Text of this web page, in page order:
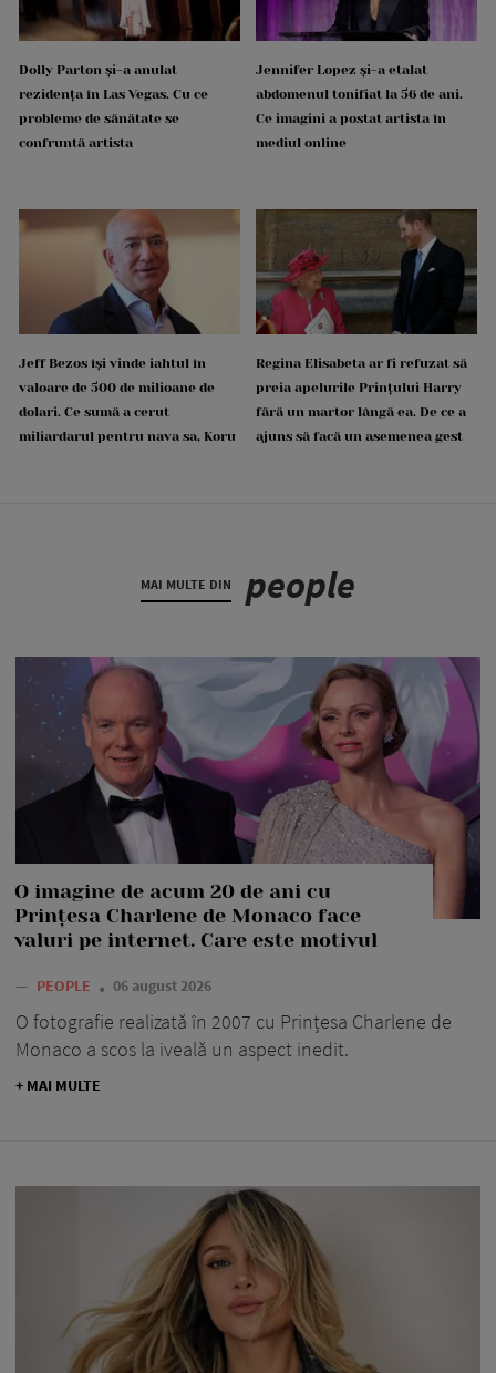
Dolly Parton și-a anulat
rezidența în Las Vegas. Cu ce
probleme de sănătate se
confruntă artista
Jennifer Lopez și-a etalat
abdomenul tonifiat la 56 de ani.
Ce imagini a postat artista în
mediul online
Jeff Bezos își vinde iahtul în
valoare de 500 de milioane de
dolari. Ce sumă a cerut
miliardarul pentru nava sa, Koru
Regina Elisabeta ar fi refuzat să
preia apelurile Prințului Harry
fără un martor lângă ea. De ce a
ajuns să facă un asemenea gest
MAI MULTE DIN people
O imagine de acum 20 de ani cu
Prințesa Charlene de Monaco face
valuri pe internet. Care este motivul
— PEOPLE 06 august 2026
O fotografie realizată în 2007 cu Prințesa Charlene de
Monaco a scos la iveală un aspect inedit.
+ MAI MULTE